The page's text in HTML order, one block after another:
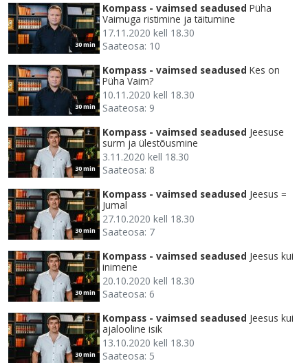
30 min
Kompass - vaimsed seadused Püha
Vaimuga ristimine ja täitumine
17.11.2020 kell 18.30
Saateosa: 10
30 min
Kompass - vaimsed seadused Kes on
Püha Vaim?
10.11.2020 kell 18.30
Saateosa: 9
30 min
Kompass - vaimsed seadused Jeesuse
surm ja ülestõusmine
3.11.2020 kell 18.30
Saateosa: 8
30 min
Kompass - vaimsed seadused Jeesus =
Jumal
27.10.2020 kell 18.30
Saateosa: 7
30 min
Kompass - vaimsed seadused Jeesus kui
inimene
20.10.2020 kell 18.30
Saateosa: 6
30 min
Kompass - vaimsed seadused Jeesus kui
ajalooline isik
13.10.2020 kell 18.30
Saateosa: 5